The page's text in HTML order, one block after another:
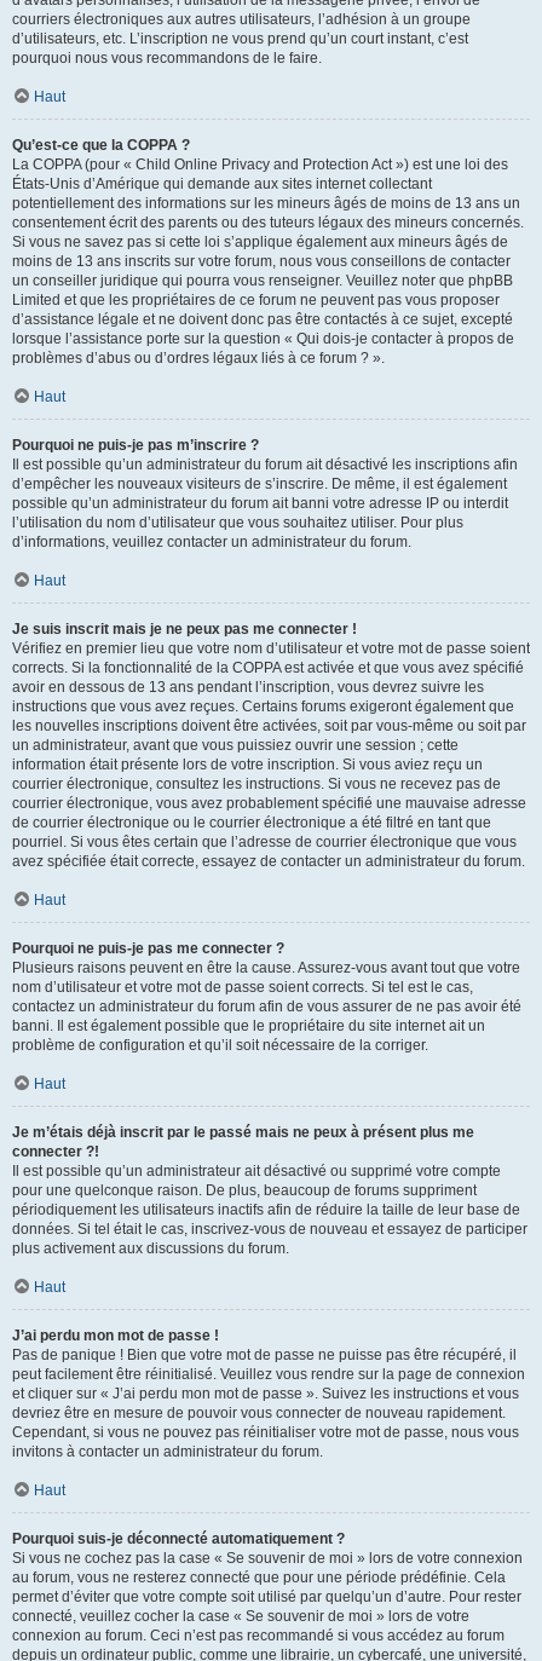
courriers électroniques aux autres utilisateurs, l’adhésion à un groupe
d’utilisateurs, etc. L’inscription ne vous prend qu’un court instant, c’est
pourquoi nous vous recommandons de le faire.
Haut
Qu’est-ce que la COPPA ?
La COPPA (pour « Child Online Privacy and Protection Act ») est une loi des
États-Unis d’Amérique qui demande aux sites internet collectant
potentiellement des informations sur les mineurs âgés de moins de 13 ans un
consentement écrit des parents ou des tuteurs légaux des mineurs concernés.
Si vous ne savez pas si cette loi s’applique également aux mineurs âgés de
moins de 13 ans inscrits sur votre forum, nous vous conseillons de contacter
un conseiller juridique qui pourra vous renseigner. Veuillez noter que phpBB
Limited et que les propriétaires de ce forum ne peuvent pas vous proposer
d’assistance légale et ne doivent donc pas être contactés à ce sujet, excepté
lorsque l’assistance porte sur la question « Qui dois-je contacter à propos de
problèmes d’abus ou d’ordres légaux liés à ce forum ? ».
Haut
Pourquoi ne puis-je pas m’inscrire ?
Il est possible qu’un administrateur du forum ait désactivé les inscriptions afin
d’empêcher les nouveaux visiteurs de s’inscrire. De même, il est également
possible qu’un administrateur du forum ait banni votre adresse IP ou interdit
l’utilisation du nom d’utilisateur que vous souhaitez utiliser. Pour plus
d’informations, veuillez contacter un administrateur du forum.
Haut
Je suis inscrit mais je ne peux pas me connecter !
Vérifiez en premier lieu que votre nom d’utilisateur et votre mot de passe soient
corrects. Si la fonctionnalité de la COPPA est activée et que vous avez spécifié
avoir en dessous de 13 ans pendant l’inscription, vous devrez suivre les
instructions que vous avez reçues. Certains forums exigeront également que
les nouvelles inscriptions doivent être activées, soit par vous-même ou soit par
un administrateur, avant que vous puissiez ouvrir une session ; cette
information était présente lors de votre inscription. Si vous aviez reçu un
courrier électronique, consultez les instructions. Si vous ne recevez pas de
courrier électronique, vous avez probablement spécifié une mauvaise adresse
de courrier électronique ou le courrier électronique a été filtré en tant que
pourriel. Si vous êtes certain que l’adresse de courrier électronique que vous
avez spécifiée était correcte, essayez de contacter un administrateur du forum.
Haut
Pourquoi ne puis-je pas me connecter ?
Plusieurs raisons peuvent en être la cause. Assurez-vous avant tout que votre
nom d’utilisateur et votre mot de passe soient corrects. Si tel est le cas,
contactez un administrateur du forum afin de vous assurer de ne pas avoir été
banni. Il est également possible que le propriétaire du site internet ait un
problème de configuration et qu’il soit nécessaire de la corriger.
Haut
Je m’étais déjà inscrit par le passé mais ne peux à présent plus me
connecter ?!
Il est possible qu’un administrateur ait désactivé ou supprimé votre compte
pour une quelconque raison. De plus, beaucoup de forums suppriment
périodiquement les utilisateurs inactifs afin de réduire la taille de leur base de
données. Si tel était le cas, inscrivez-vous de nouveau et essayez de participer
plus activement aux discussions du forum.
Haut
J’ai perdu mon mot de passe !
Pas de panique ! Bien que votre mot de passe ne puisse pas être récupéré, il
peut facilement être réinitialisé. Veuillez vous rendre sur la page de connexion
et cliquer sur « J’ai perdu mon mot de passe ». Suivez les instructions et vous
devriez être en mesure de pouvoir vous connecter de nouveau rapidement.
Cependant, si vous ne pouvez pas réinitialiser votre mot de passe, nous vous
invitons à contacter un administrateur du forum.
Haut
Pourquoi suis-je déconnecté automatiquement ?
Si vous ne cochez pas la case « Se souvenir de moi » lors de votre connexion
au forum, vous ne resterez connecté que pour une période prédéfinie. Cela
permet d’éviter que votre compte soit utilisé par quelqu’un d’autre. Pour rester
connecté, veuillez cocher la case « Se souvenir de moi » lors de votre
connexion au forum. Ceci n’est pas recommandé si vous accédez au forum
depuis un ordinateur public, comme une librairie, un cybercafé, une université,